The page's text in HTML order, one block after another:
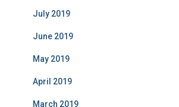
July 2019
June 2019
May 2019
April 2019
March 2019